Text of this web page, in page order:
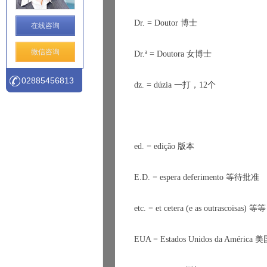
Dr. = Doutor 博士
Dr.ª = Doutora 女博士
dz. = dúzia 一打 ， 12个
ed. = edição 版本
E.D. = espera deferimento 等待批准
etc. = et cetera (e as outrascoisas) 等等
EUA = Estados Unidos da América 美
在线咨询
微信咨询
02885456813